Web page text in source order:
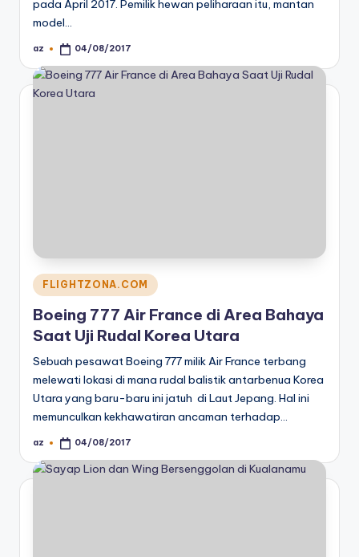
pada April 2017. Pemilik hewan peliharaan itu, mantan
model…
Posted
az 04/08/2017
Posted
in
FLIGHTZONA.COM
Boeing 777 Air France di Area Bahaya
Saat Uji Rudal Korea Utara
Sebuah pesawat Boeing 777 milik Air France terbang
melewati lokasi di mana rudal balistik antarbenua Korea
Utara yang baru-baru ini jatuh di Laut Jepang. Hal ini
memunculkan kekhawatiran ancaman terhadap…
Posted
az 04/08/2017